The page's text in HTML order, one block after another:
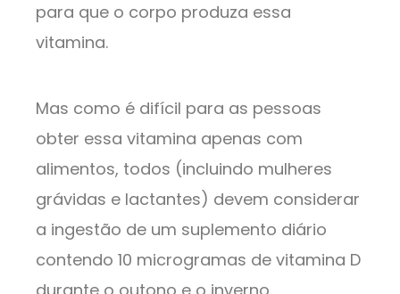
para que o corpo produza essa
vitamina.
Mas como é difícil para as pessoas
obter essa vitamina apenas com
alimentos, todos (incluindo mulheres
grávidas e lactantes) devem considerar
a ingestão de um suplemento diário
contendo 10 microgramas de vitamina D